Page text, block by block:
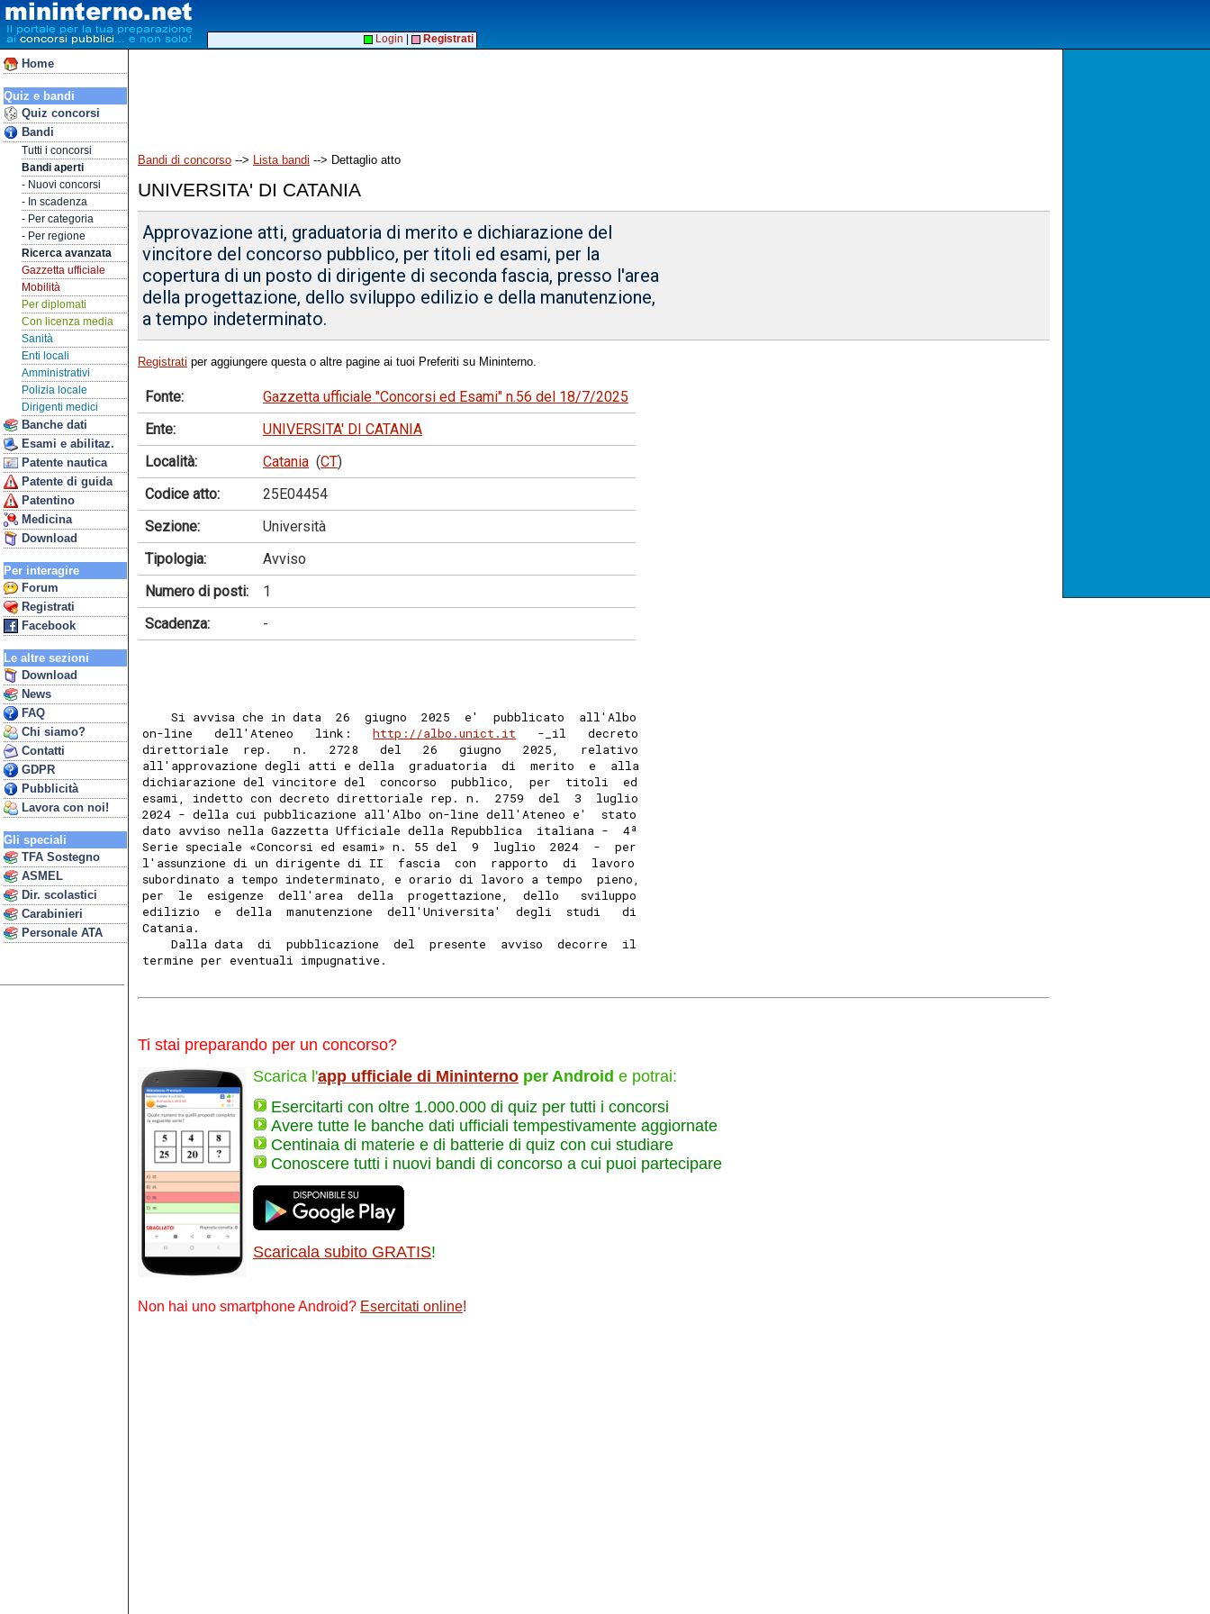
Home
Quiz e bandi
Quiz concorsi
Bandi
Tutti i concorsi
Bandi aperti
- Nuovi concorsi
- In scadenza
- Per categoria
- Per regione
Ricerca avanzata
Gazzetta ufficiale
Mobilità
Per diplomati
Con licenza media
Sanità
Enti locali
Amministrativi
Polizia locale
Dirigenti medici
Banche dati
Esami e abilitaz.
Patente nautica
Patente di guida
Patentino
Medicina
Download
Per interagire
Forum
Registrati
Facebook
Le altre sezioni
Download
News
FAQ
Chi siamo?
Contatti
GDPR
Pubblicità
Lavora con noi!
Gli speciali
TFA Sostegno
ASMEL
Dir. scolastici
Carabinieri
Personale ATA
Login Registrati
Bandi di concorso --> Lista bandi --> Dettaglio atto
UNIVERSITA' DI CATANIA
Approvazione atti, graduatoria di merito e dichiarazione del
vincitore del concorso pubblico, per titoli ed esami, per la
copertura di un posto di dirigente di seconda fascia, presso l'area
della progettazione, dello sviluppo edilizio e della manutenzione,
a tempo indeterminato.
Registrati per aggiungere questa o altre pagine ai tuoi Preferiti su Mininterno.
Fonte:
Gazzetta ufficiale "Concorsi ed Esami" n.56 del 18/7/2025
Ente:
UNIVERSITA' DI CATANIA
Località:
Catania (CT)
Codice atto:
25E04454
Sezione:
Università
Tipologia:
Avviso
Numero di posti:
1
Scadenza:
-
    Si avvisa che in data  26  giugno  2025  e'  pubblicato  all'Albo
on-line   dell'Ateneo   link: http://albo.unict.it
   -_il   decreto
direttoriale  rep.   n.   2728   del   26   giugno   2025,   relativo
all'approvazione degli atti e della  graduatoria  di  merito  e  alla
dichiarazione del vincitore del  concorso  pubblico,  per  titoli  ed
esami, indetto con decreto direttoriale rep. n.  2759  del  3  luglio
2024 - della cui pubblicazione all'Albo on-line dell'Ateneo e'  stato
dato avviso nella Gazzetta Ufficiale della Repubblica  italiana -  4ª
Serie speciale «Concorsi ed esami» n. 55 del  9  luglio  2024  -  per
l'assunzione di un dirigente di II  fascia  con  rapporto  di  lavoro
subordinato a tempo indeterminato, e orario di lavoro a tempo  pieno,
per  le  esigenze  dell'area  della  progettazione,  dello   sviluppo
edilizio  e  della  manutenzione  dell'Universita'  degli  studi   di
Catania.
    Dalla data  di  pubblicazione  del  presente  avviso  decorre  il
termine per eventuali impugnative.
Ti stai preparando per un concorso?
Scarica l'app ufficiale di Mininterno per Android e potrai:
Esercitarti con oltre 1.000.000 di quiz per tutti i concorsi
Avere tutte le banche dati ufficiali tempestivamente aggiornate
Centinaia di materie e di batterie di quiz con cui studiare
Conoscere tutti i nuovi bandi di concorso a cui puoi partecipare
Scaricala subito GRATIS!
Non hai uno smartphone Android? Esercitati online!